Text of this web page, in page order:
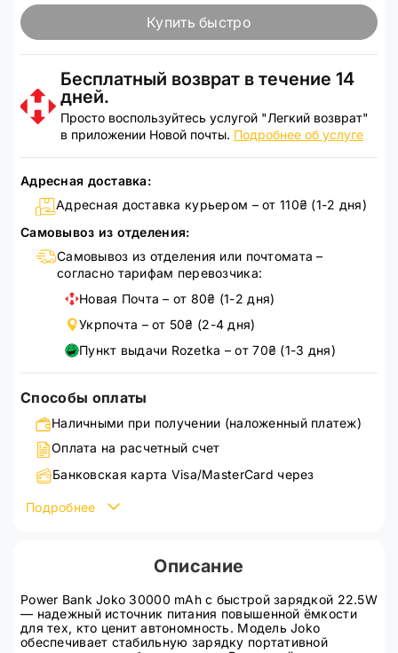
Купить быстро
Бесплатный возврат в течение 14
дней.
Просто воспользуйтесь услугой "Легкий возврат"
в приложении Новой почты. Подробнее об услуге
Адресная доставка:
Адресная доставка курьером – от 110₴ (1-2 дня)
Самовывоз из отделения:
Самовывоз из отделения или почтомата –
согласно тарифам перевозчика:
Новая Почта – от 80₴ (1-2 дня)
Укрпочта – от 50₴ (2-4 дня)
Пункт выдачи Rozetka – от 70₴ (1-3 дня)
Способы оплаты
Наличными при получении (наложенный платеж)
Оплата на расчетный счет
Банковская карта Visa/MasterCard через
Подробнее ознакомиться со способами оплаты можно
Подробнее
Описание
Power Bank Joko 30000 mAh с быстрой зарядкой 22.5W
— надежный источник питания повышенной ёмкости
для тех, кто ценит автономность. Модель Joko
обеспечивает стабильную зарядку портативной